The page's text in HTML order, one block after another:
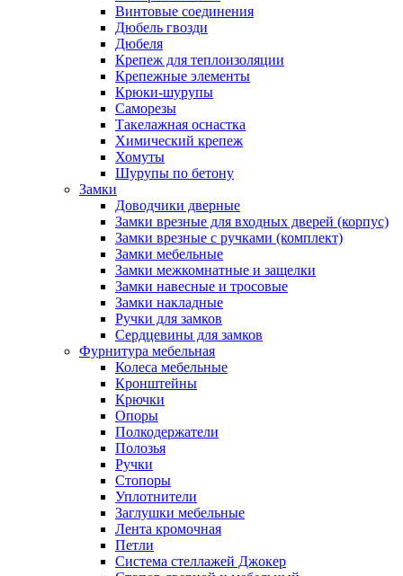
Винтовые соединения
Дюбель гвозди
Дюбеля
Крепеж для теплоизоляции
Крепежные элементы
Крюки-шурупы
Саморезы
Такелажная оснастка
Химический крепеж
Хомуты
Шурупы по бетону
Замки
Доводчики дверные
Замки врезные для входных дверей (корпус)
Замки врезные с ручками (комплект)
Замки мебельные
Замки межкомнатные и защелки
Замки навесные и тросовые
Замки накладные
Ручки для замков
Сердцевины для замков
Фурнитура мебельная
Колеса мебельные
Кронштейны
Крючки
Опоры
Полкодержатели
Полозья
Ручки
Стопоры
Уплотнители
Заглушки мебельные
Лента кромочная
Петли
Система стеллажей Джокер